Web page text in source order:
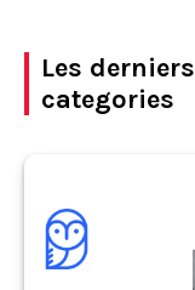
Les derniers
categories